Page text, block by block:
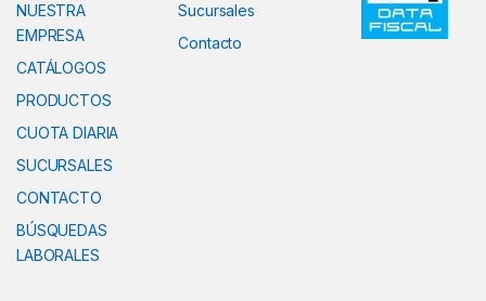
NUESTRA
EMPRESA
CATÁLOGOS
PRODUCTOS
CUOTA DIARIA
SUCURSALES
CONTACTO
BÚSQUEDAS
LABORALES
Sucursales
Contacto